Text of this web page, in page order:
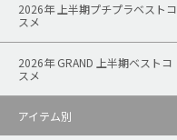
2026年 上半期プチプラベストコ
スメ
2026年 GRAND 上半期ベストコ
スメ
アイテム別